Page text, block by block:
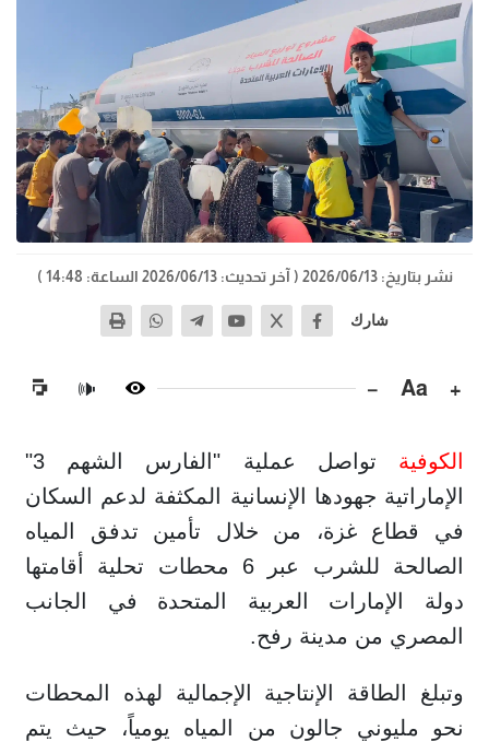
نشر بتاريخ: 2026/06/13 ( آخر تحديث: 2026/06/13 الساعة: 14:48 )
شارك
+
Aa
−
🔊
الكوفية
تواصل عملية "الفارس الشهم 3"
الإماراتية جهودها الإنسانية المكثفة لدعم السكان
في قطاع غزة، من خلال تأمين تدفق المياه
الصالحة للشرب عبر 6 محطات تحلية أقامتها
دولة الإمارات العربية المتحدة في الجانب
المصري من مدينة رفح.
وتبلغ الطاقة الإنتاجية الإجمالية لهذه المحطات
نحو مليوني جالون من المياه يومياً، حيث يتم